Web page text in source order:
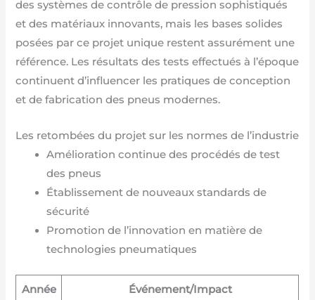
des systèmes de contrôle de pression sophistiqués
et des matériaux innovants, mais les bases solides
posées par ce projet unique restent assurément une
référence. Les résultats des tests effectués à l’époque
continuent d’influencer les pratiques de conception
et de fabrication des pneus modernes.
Les retombées du projet sur les normes de l’industrie
Amélioration continue des procédés de test
des pneus
Établissement de nouveaux standards de
sécurité
Promotion de l’innovation en matière de
technologies pneumatiques
Année Événement/Impact